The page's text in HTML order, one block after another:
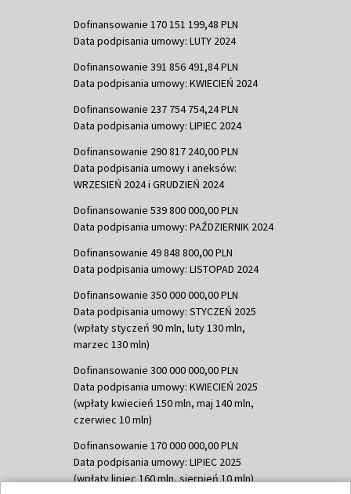
Dofinansowanie 170 151 199,48 PLN
Data podpisania umowy: LUTY 2024
Dofinansowanie 391 856 491,84 PLN
Data podpisania umowy: KWIECIEŃ 2024
Dofinansowanie 237 754 754,24 PLN
Data podpisania umowy: LIPIEC 2024
Dofinansowanie 290 817 240,00 PLN
Data podpisania umowy i aneksów:
WRZESIEŃ 2024 i GRUDZIEŃ 2024
Dofinansowanie 539 800 000,00 PLN
Data podpisania umowy: PAŹDZIERNIK 2024
Dofinansowanie 49 848 800,00 PLN
Data podpisania umowy: LISTOPAD 2024
Dofinansowanie 350 000 000,00 PLN
Data podpisania umowy: STYCZEŃ 2025
(wpłaty styczeń 90 mln, luty 130 mln,
marzec 130 mln)
Dofinansowanie 300 000 000,00 PLN
Data podpisania umowy: KWIECIEŃ 2025
(wpłaty kwiecień 150 mln, maj 140 mln,
czerwiec 10 mln)
Dofinansowanie 170 000 000,00 PLN
Data podpisania umowy: LIPIEC 2025
(wpłaty lipiec 160 mln, sierpień 10 mln)